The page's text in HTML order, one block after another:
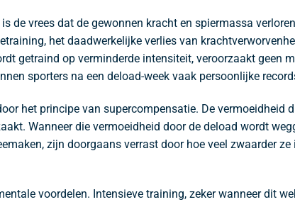
de vrees dat de gewonnen kracht en spiermassa
het daadwerkelijke verlies van
getraind op verminderde intensiteit, veroorzaakt geen
sporters na een deload-week vaak persoonlijke
het principe van supercompensatie. De vermoeidheid
Wanneer die vermoeidheid door de deload wordt
zijn doorgaans verrast door hoe veel zwaarder
voordelen. Intensieve training, zeker wanneer dit